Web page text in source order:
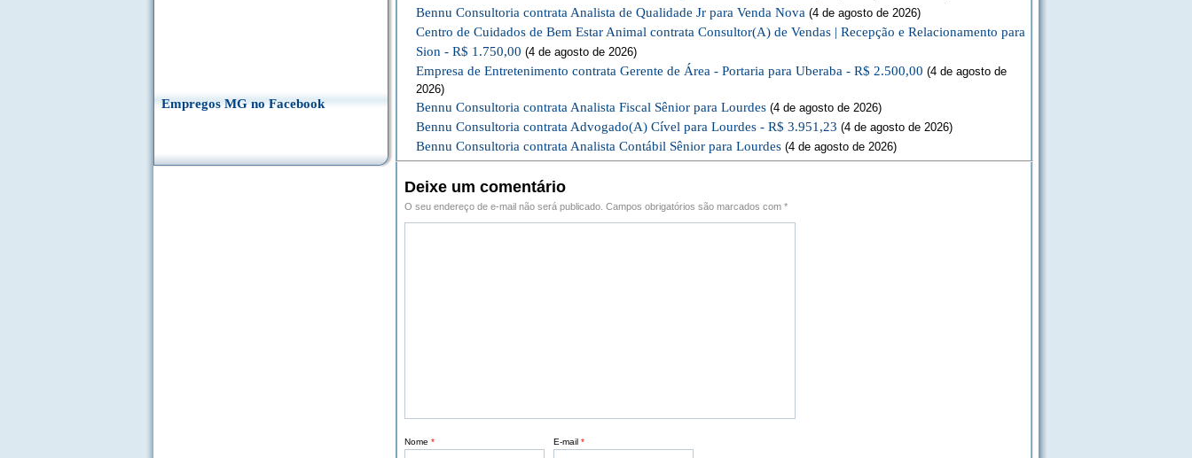
Empregos MG no Facebook
Bennu Consultoria contrata Analista de Qualidade Jr para Venda Nova (4 de agosto de 2026)
Centro de Cuidados de Bem Estar Animal contrata Consultor(A) de Vendas | Recepção e Relacionamento para
Sion - R$ 1.750,00 (4 de agosto de 2026)
Empresa de Entretenimento contrata Gerente de Área - Portaria para Uberaba - R$ 2.500,00 (4 de agosto de
2026)
Bennu Consultoria contrata Analista Fiscal Sênior para Lourdes (4 de agosto de 2026)
Bennu Consultoria contrata Advogado(A) Cível para Lourdes - R$ 3.951,23 (4 de agosto de 2026)
Bennu Consultoria contrata Analista Contábil Sênior para Lourdes (4 de agosto de 2026)
Deixe um comentário
O seu endereço de e-mail não será publicado. Campos obrigatórios são marcados com *
Nome * E-mail *